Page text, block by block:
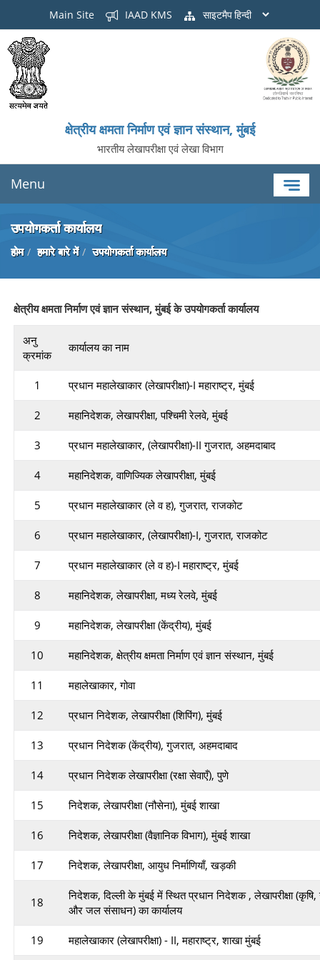
Main Site IAAD KMS साइटमैप
क्षेत्रीय क्षमता निर्माण एवं ज्ञान संस्थान, मुंबई
भारतीय लेखापरीक्षा एवं लेखा विभाग
Menu
उपयोगकर्ता कार्यालय
होम हमारे बारे में उपयोगकर्ता कार्यालय
क्षेत्रीय क्षमता निर्माण एवं ज्ञान संस्थान, मुंबई के उपयोगकर्ता कार्यालय
अनु
क्रमांक
कार्यालय का नाम
1 प्रधान महालेखाकार (लेखापरीक्षा)-I महाराष्ट्र, मुंबई
2 महानिदेशक, लेखापरीक्षा, पश्चिमी रेलवे, मुंबई
3 प्रधान महालेखाकार, (लेखापरीक्षा)-II गुजरात, अहमदाबाद
4 महानिदेशक, वाणिज्यिक लेखापरीक्षा, मुंबई
5 प्रधान महालेखाकार (ले व ह), गुजरात, राजकोट
6 प्रधान महालेखाकार, (लेखापरीक्षा)-I, गुजरात, राजकोट
7 प्रधान महालेखाकार (ले व ह)-I महाराष्ट्र, मुंबई
8 महानिदेशक, लेखापरीक्षा, मध्य रेलवे, मुंबई
9 महानिदेशक, लेखापरीक्षा (केंद्रीय), मुंबई
10 महानिदेशक, क्षेत्रीय क्षमता निर्माण एवं ज्ञान संस्थान, मुंबई
11 महालेखाकार, गोवा
12 प्रधान निदेशक, लेखापरीक्षा (शिपिंग), मुंबई
13 प्रधान निदेशक (केंद्रीय), गुजरात, अहमदाबाद
14 प्रधान निदेशक लेखापरीक्षा (रक्षा सेवाएँ), पुणे
15 निदेशक, लेखापरीक्षा (नौसेना), मुंबई शाखा
16 निदेशक, लेखापरीक्षा (वैज्ञानिक विभाग), मुंबई शाखा
17 निदेशक, लेखापरीक्षा, आयुध निर्माणियाँ, खड़की
18
निदेशक, दिल्ली के मुंबई में स्थित प्रधान निदेशक , लेखापरीक्षा (कृषि,
और जल संसाधन) का कार्यालय
19 महालेखाकार (लेखापरीक्षा) - II, महाराष्ट्र, शाखा मुंबई